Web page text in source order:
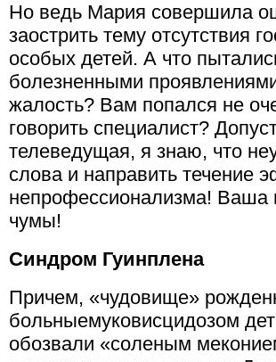
Но ведь Мария совершила
заострить тему отсутствия
особых детей. А что
болезненными
жалость? Вам попался не
говорить специалист?
телеведущая, я знаю, что
слова и направить течение
непрофессионализма! Ваша
чумы!
Синдром Гуинплена
Причем, «чудовище»
больныемуковисцидозом
обозвали «соленым